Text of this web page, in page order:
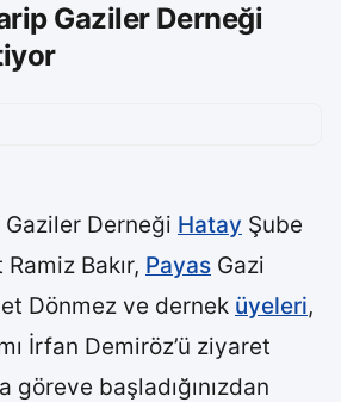
Gaziler Derneği
Derneği Hatay Şube
Bakır, Payas Gazi
Dönmez ve dernek üyeleri,
İrfan Demiröz’ü ziyaret
göreve başladığınızdan